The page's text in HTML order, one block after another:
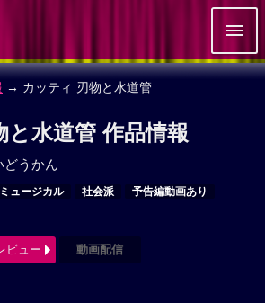
→ カッティ 刃物と水道管
と水道管 作品情報
どうかん
ミュージカル 社会派 予告編動画あり
ビュー 動画配信